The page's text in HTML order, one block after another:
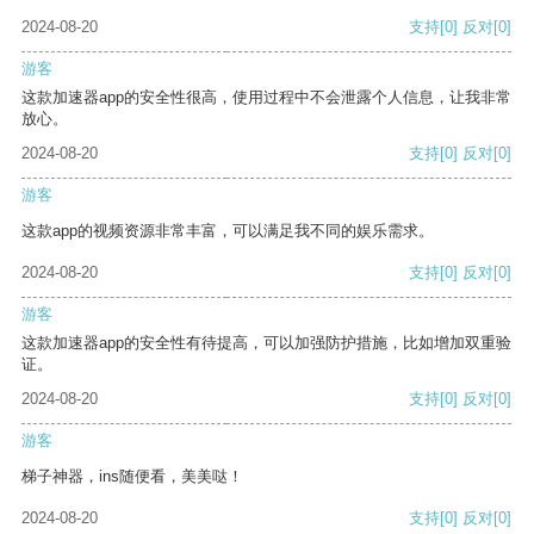
2024-08-20 支持[0] 反对[0]
游客
这款加速器app的安全性很高，使用过程中不会泄露个人信息，让我非常
放心。
2024-08-20
支持[0] 反对[0]
游客
这款app的视频资源非常丰富，可以满足我不同的娱乐需求。
2024-08-20 支持[0] 反对[0]
游客
这款加速器app的安全性有待提高，可以加强防护措施，比如增加双重验
证。
2024-08-20
支持[0] 反对[0]
游客
梯子神器，ins随便看，美美哒！
2024-08-20 支持[0] 反对[0]